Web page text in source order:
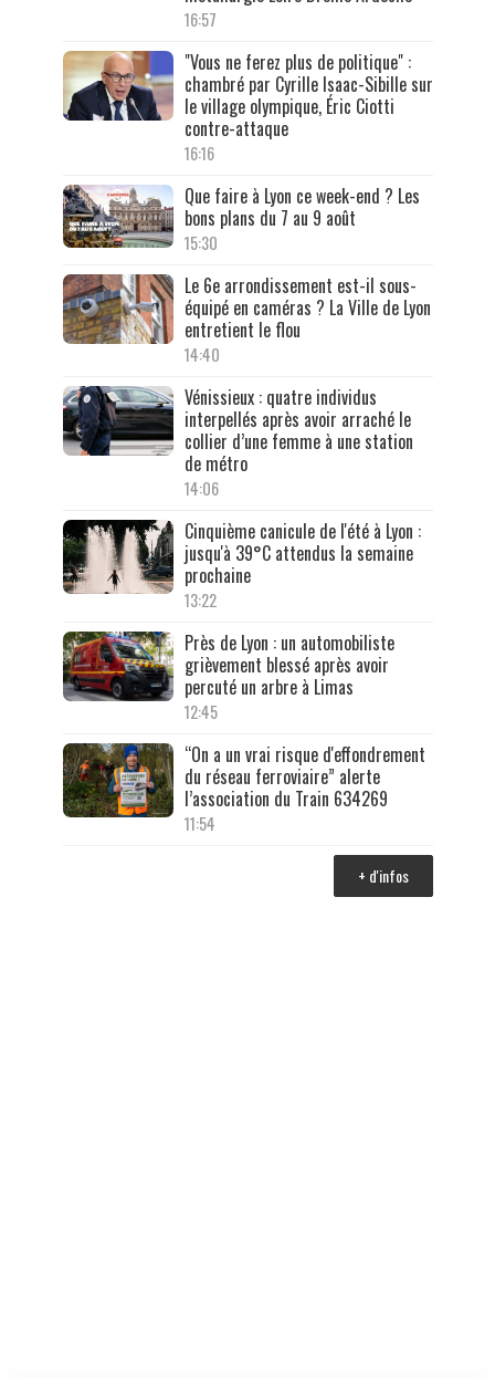
16:57
"Vous ne ferez plus de politique" :
chambré par Cyrille Isaac-Sibille sur
le village olympique, Éric Ciotti
contre-attaque
16:16
Que faire à Lyon ce week-end ? Les
bons plans du 7 au 9 août
15:30
Le 6e arrondissement est-il sous-
équipé en caméras ? La Ville de Lyon
entretient le flou
14:40
Vénissieux : quatre individus
interpellés après avoir arraché le
collier d’une femme à une station
de métro
14:06
Cinquième canicule de l'été à Lyon :
jusqu'à 39°C attendus la semaine
prochaine
13:22
Près de Lyon : un automobiliste
grièvement blessé après avoir
percuté un arbre à Limas
12:45
“On a un vrai risque d'effondrement
du réseau ferroviaire” alerte
l’association du Train 634269
11:54
+ d'infos